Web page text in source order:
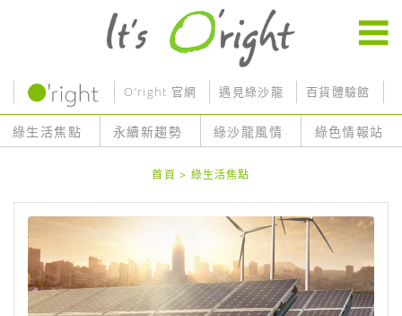
O’right 官網 遇見綠沙龍 百貨體驗館
綠生活焦點 永續新趨勢 綠沙龍風情 綠色情報站
首頁 > 綠生活焦點